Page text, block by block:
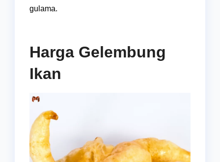
gulama.
Harga Gelembung
Ikan